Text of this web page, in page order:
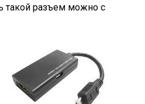
такой разъем можно с